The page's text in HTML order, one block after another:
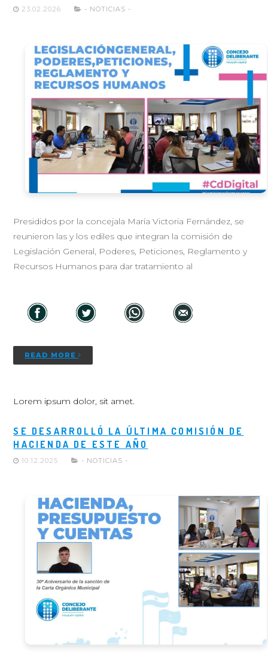
23.02.2026 - NOTICIAS -
Presididos por la concejala María Victoria Fernández, se
reunieron las y los ediles que integran la comisión de
Legislación General, Poderes, Peticiones, Reglamento y
Recursos Humanos para dar tratamiento al
READ MORE
Lorem ipsum dolor, sit amet.
SE DESARROLLÓ LA ÚLTIMA COMISIÓN DE
HACIENDA DE ESTE AÑO
10.12.2025 - NOTICIAS -